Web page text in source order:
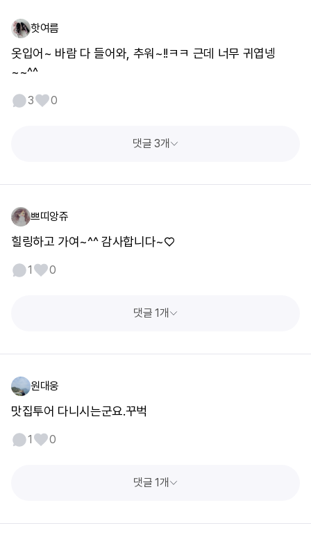
핫여름
옷입어~ 바람 다 들어와, 추워~!!ㅋㅋ 근데 너무 귀엽넹
~~^^
3 0
댓글 3개
쁘띠앙쥬
힐링하고 가여~^^ 감사합니다~♡
1 0
댓글 1개
원대웅
맛집투어 다니시는군요.꾸벅
1 0
댓글 1개